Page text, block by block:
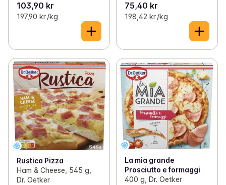
103,90 kr
197,90 kr /kg
75,40 kr
198,42 kr /kg
Rustica Pizza
Ham & Cheese, 545 g,
Dr. Oetker
La mia grande
Prosciutto e formaggi
400 g, Dr. Oetker